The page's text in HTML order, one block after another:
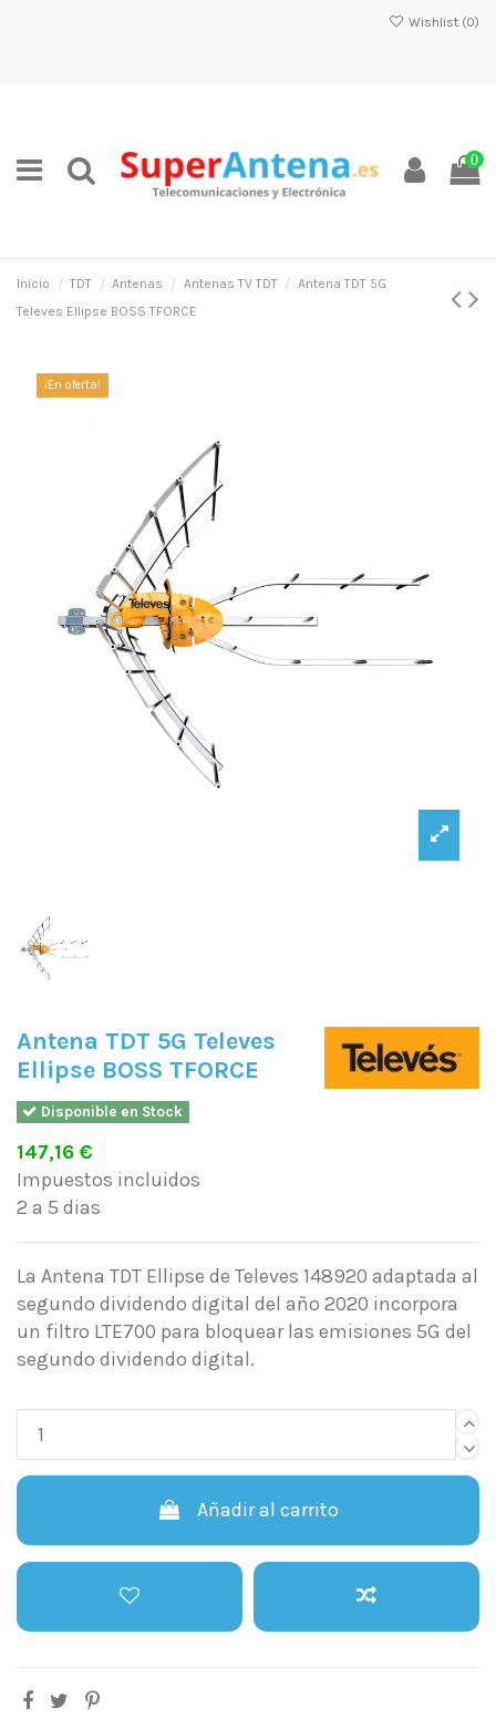
Wishlist (0)
0
Inicio TDT Antenas Antenas TV TDT
Antena TDT 5G
Televes Ellipse BOSS TFORCE
¡En oferta!
Antena TDT 5G Televes
Ellipse BOSS TFORCE
Disponible en Stock
147,16 €
Impuestos incluidos
2 a 5 dias
La Antena TDT Ellipse de Televes 148920 adaptada al
segundo dividendo digital del año 2020 incorpora
un filtro LTE700 para bloquear las emisiones 5G del
segundo dividendo digital.
Añadir al carrito